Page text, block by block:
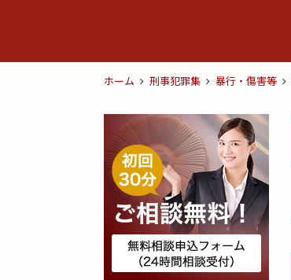
ホーム 刑事犯罪集 暴行・傷害等